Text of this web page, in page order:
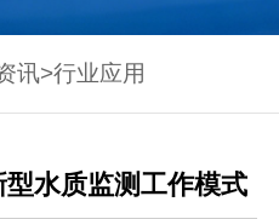
讯>行业应用
水质监测工作模式